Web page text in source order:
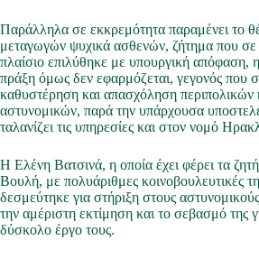
Παράλληλα σε εκκρεμότητα παραμένει το
μεταγωγών ψυχικά ασθενών, ζήτημα που σε
πλαίσιο επιλύθηκε με υπουργική απόφαση,
πράξη όμως δεν εφαρμόζεται, γεγονός που
καθυστέρηση και απασχόληση περιπολικών
αστυνομικών, παρά την υπάρχουσα
ταλανίζει τις υπηρεσίες και στον νομό
Η Ελένη Βατσινά, η οποία έχει φέρει τα
Βουλή, με πολυάριθμες κοινοβουλευτικές
δεσμεύτηκε για στήριξη στους
την αμέριστη εκτίμηση και το σεβασμό της
δύσκολο έργο τους.